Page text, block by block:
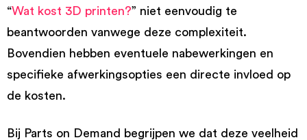
“Wat kost 3D printen?” niet eenvoudig te
beantwoorden vanwege deze complexiteit.
Bovendien hebben eventuele nabewerkingen en
specifieke afwerkingsopties een directe invloed op
de kosten.
Bij Parts on Demand begrijpen we dat deze veelheid